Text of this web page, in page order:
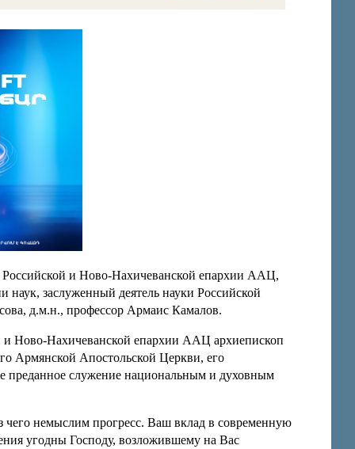
Российской и Ново-Нахичеванской епархии ААЦ,
наук, заслуженный деятель науки Российской
д.м.н., профессор Армаис Камалов.
и Ново-Нахичеванской епархии ААЦ архиепископ
Армянской Апостольской Церкви, его
преданное служение национальным и духовным
немыслим прогресс. Ваш вклад в современную
угодны Господу, возложившему на Вас